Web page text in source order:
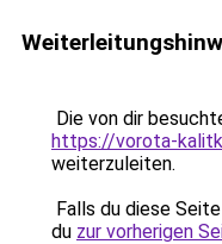
Die von dir
https://vorota-
weiterzuleiten.
Falls du diese
du zur vorherigen